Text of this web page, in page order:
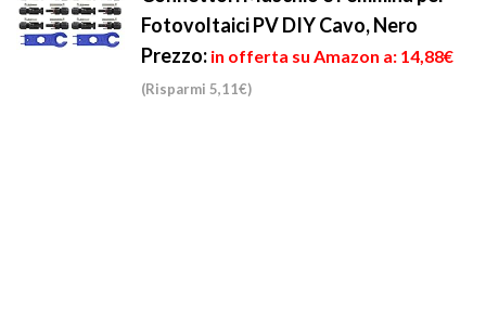
Fotovoltaici PV DIY Cavo, Nero
Prezzo: in offerta su Amazon a: 14,88€
(Risparmi 5,11€)